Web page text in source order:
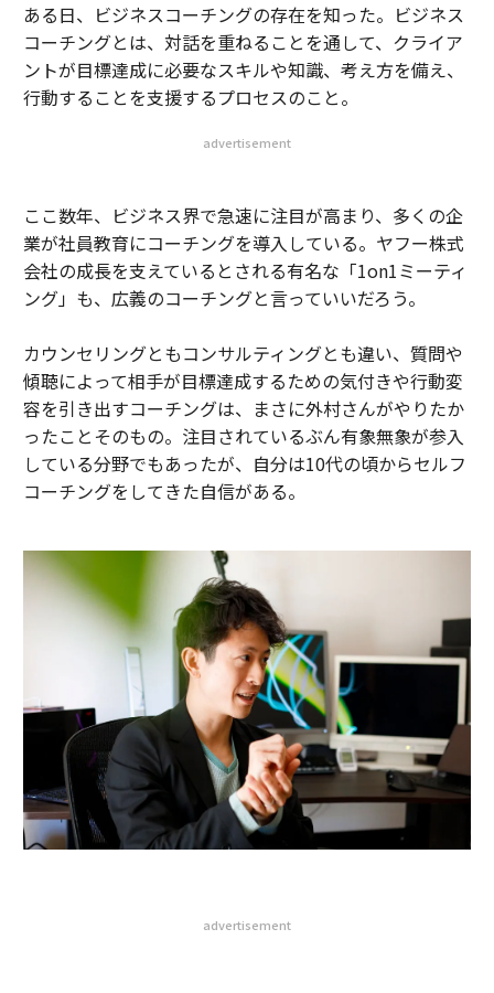
ある日、ビジネスコーチングの存在を知った。ビジネス
コーチングとは、対話を重ねることを通して、クライア
ントが目標達成に必要なスキルや知識、考え方を備え、
行動することを支援するプロセスのこと。
advertisement
ここ数年、ビジネス界で急速に注目が高まり、多くの企
業が社員教育にコーチングを導入している。ヤフー株式
会社の成長を支えているとされる有名な「1on1ミーティ
ング」も、広義のコーチングと言っていいだろう。
カウンセリングともコンサルティングとも違い、質問や
傾聴によって相手が目標達成するための気付きや行動変
容を引き出すコーチングは、まさに外村さんがやりたか
ったことそのもの。注目されているぶん有象無象が参入
している分野でもあったが、自分は10代の頃からセルフ
コーチングをしてきた自信がある。
advertisement